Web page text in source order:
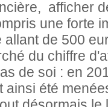
afficher
une forte
de 500
du chiffre
de soi : en
été